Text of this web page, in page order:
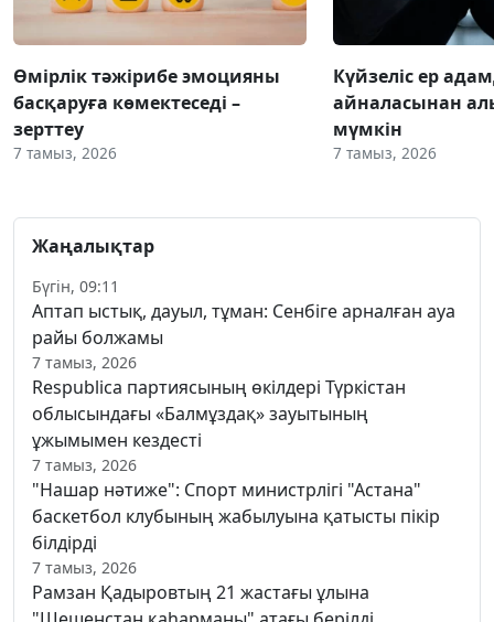
Өмірлік тәжірибе эмоцияны
басқаруға көмектеседі –
зерттеу
7 тамыз, 2026
Күйзеліс ер
айналасынан
мүмкін
7 тамыз, 2026
Жаңалықтар
Бүгін, 09:11
Аптап ыстық, дауыл, тұман: Сенбіге арналған ауа
райы болжамы
7 тамыз, 2026
Respublica партиясының өкілдері Түркістан
облысындағы «Балмұздақ» зауытының
ұжымымен кездесті
7 тамыз, 2026
"Нашар нәтиже": Спорт министрлігі "Астана"
баскетбол клубының жабылуына қатысты пікір
білдірді
7 тамыз, 2026
Рамзан Қадыровтың 21 жастағы ұлына